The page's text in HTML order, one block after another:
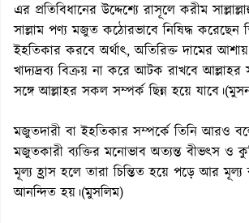
এর প্রতিবিধানের উদ্দেশ্যে রাসূলে করীম
সাল্লাম পণ্য মজুত কঠোরভাবে নিষিদ্ধ করেছেন
ইহতিকার করবে অর্থাৎ, অতিরিক্ত দামের আশায়
খাদ্যদ্রব্য বিক্রয় না করে আটক রাখবে আল্লাহর
সঙ্গে আল্লাহর সকল সম্পর্ক ছিন্ন হয়ে
মজুতদারী বা ইহতিকার সম্পর্কে তিনি আরও
মজুতকারী ব্যক্তির মনোভাব অত্যন্ত বীভৎস ও
মূল্য হ্রাস হলে তারা চিন্তিত হয়ে পড়ে আর মূল্য
আনন্দিত হয়।(মুসলিম)